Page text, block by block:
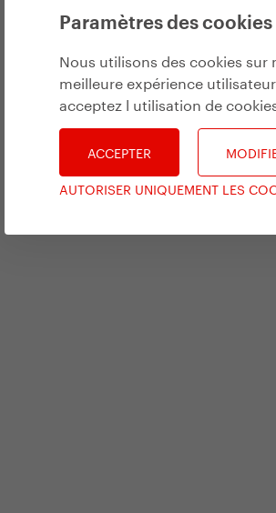
Paramètres des cookies
Nous utilisons des cookies
meilleure expérience
acceptez l utilisation de
ACCEPTER
AUTORISER UNIQUEMENT LES